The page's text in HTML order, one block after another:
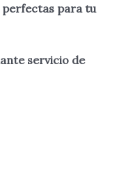
para tu
servicio de